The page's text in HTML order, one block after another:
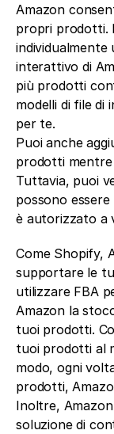
Amazon
propri prodotti.
interattivo di
più prodotti
modelli di file di
per te.
Puoi anche
prodotti mentre
Tuttavia, puoi
possono
è autorizzato a
Come Shopify,
supportare le
utilizzare FBA
Amazon la
tuoi prodotti.
tuoi prodotti al
modo, ogni
prodotti,
Inoltre,
soluzione di